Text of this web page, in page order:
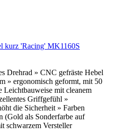
kurz 'Racing' MK1160S
Drehrad » CNC gefräste Hebel
» ergonomisch geformt, mit 50
mit cleanem
Griffgefühl »
die Sicherheit » Farben
(Gold als Sonderfarbe auf
schwarzem Versteller